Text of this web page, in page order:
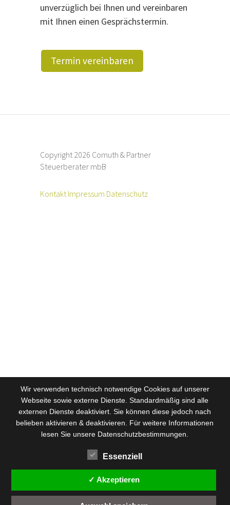
unverzüglich bei Ihnen und vereinbaren
mit Ihnen einen Gesprächstermin.
Termin vereinbaren
Copyright 2026 Comuth & Partner
Steuerberater mbB
KontaktImpressum Datenschutz
Wir verwenden technisch notwendige Cookies auf unserer
Webseite sowie externe Dienste. Standardmäßig sind alle
externen Dienste deaktiviert. Sie können diese jedoch nach
belieben aktivieren & deaktivieren. Für weitere Informationen
lesen Sie unsere Datenschutzbestimmungen.
Essenziell
✓ Akzeptieren